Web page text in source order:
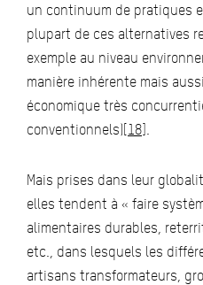
un continuum de pratiques
plupart de ces alternatives
exemple au niveau
manière inhérente mais
économique très
conventionnels)[18]
Mais prises dans leur
elles tendent à « faire
alimentaires durables,
etc., dans lesquels les
artisans transformateurs,